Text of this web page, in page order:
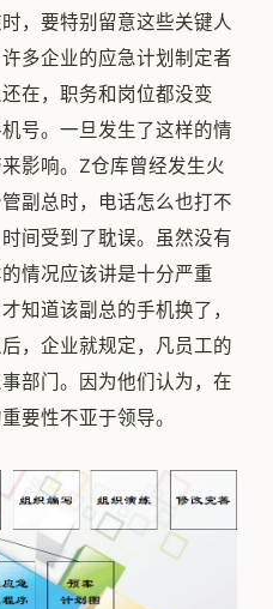
，要特别留意这些关键人
多企业的应急计划制定者
在，职务和岗位都没变
号。一旦发生了这样的情
影响。Z仓库曾经发生火
副总时，电话怎么也打不
间受到了耽误。虽然没有
情况应该讲是十分严重
知道该副总的手机换了，
，企业就规定，凡员工的
部门。因为他们认为，在
要性不亚于领导。